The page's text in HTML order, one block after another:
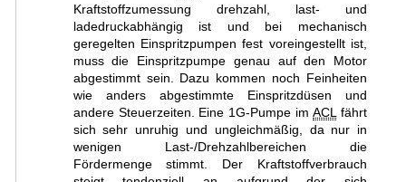
Kraftstoffzumessung drehzahl, last- und
ladedruckabhängig ist und bei mechanisch
geregelten Einspritzpumpen fest voreingestellt ist,
muss die Einspritzpumpe genau auf den Motor
abgestimmt sein. Dazu kommen noch Feinheiten
wie anders abgestimmte Einspritzdüsen und
andere Steuerzeiten. Eine 1G-Pumpe imACL fährt
sich sehr unruhig und ungleichmäßig, da nur in
wenigen Last-/Drehzahlbereichen die
Fördermenge stimmt. Der Kraftstoffverbrauch